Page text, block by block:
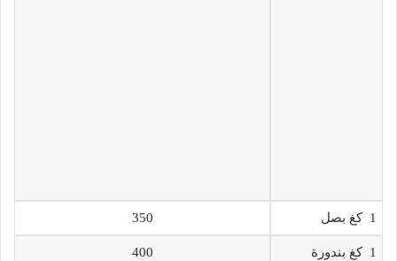
1 كغ بصل 350
1 كغ بندورة 400